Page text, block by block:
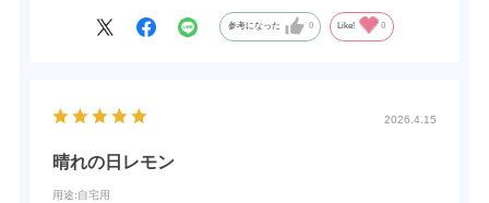
思います。本当にありがとうございました。感謝しています。
参考になった 0 Like! 0
2026.4.15
晴れの日レモン
用途:自宅用